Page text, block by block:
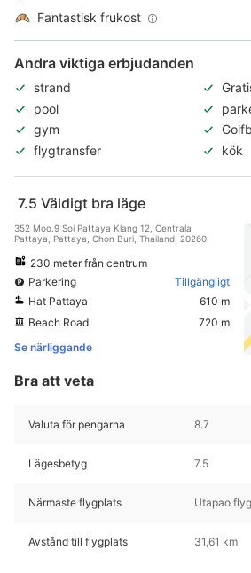
Fantastisk frukost
Andra viktiga erbjudanden
strand
pool
gym
flygtransfer
kök
7.5 Väldigt bra läge
352 Moo.9 Soi Pattaya Klang 12, Centrala
Pattaya, Pattaya, Chon Buri, Thailand, 20260
230 meter från centrum
Parkering
Tillgängligt
Hat Pattaya
610 m
Beach Road
720 m
Se närliggande
Bra att veta
Valuta för pengarna 8.7
Lägesbetyg 7.5
Närmaste flygplats Utapao
Avstånd till flygplats 31,61 km